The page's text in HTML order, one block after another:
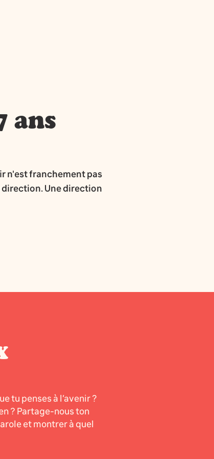
ans
n'est franchement pas
direction. Une direction
tu penses à l’avenir ?
? Partage-nous ton
et montrer à quel